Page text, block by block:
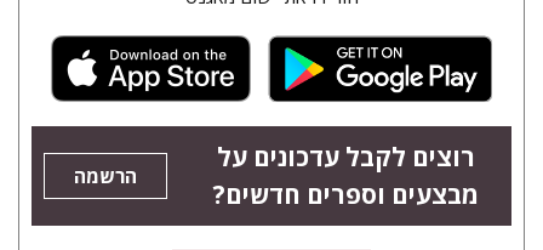
רוצים לקבל עדכונים על
מבצעים וספרים חדשים?
הרשמה